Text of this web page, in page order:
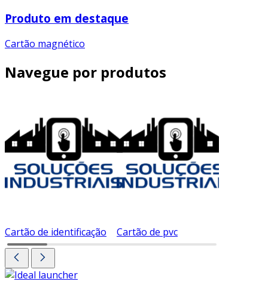
Produto em destaque
Cartão magnético
Navegue por produtos
Cartão de identificação Cartão de pvc